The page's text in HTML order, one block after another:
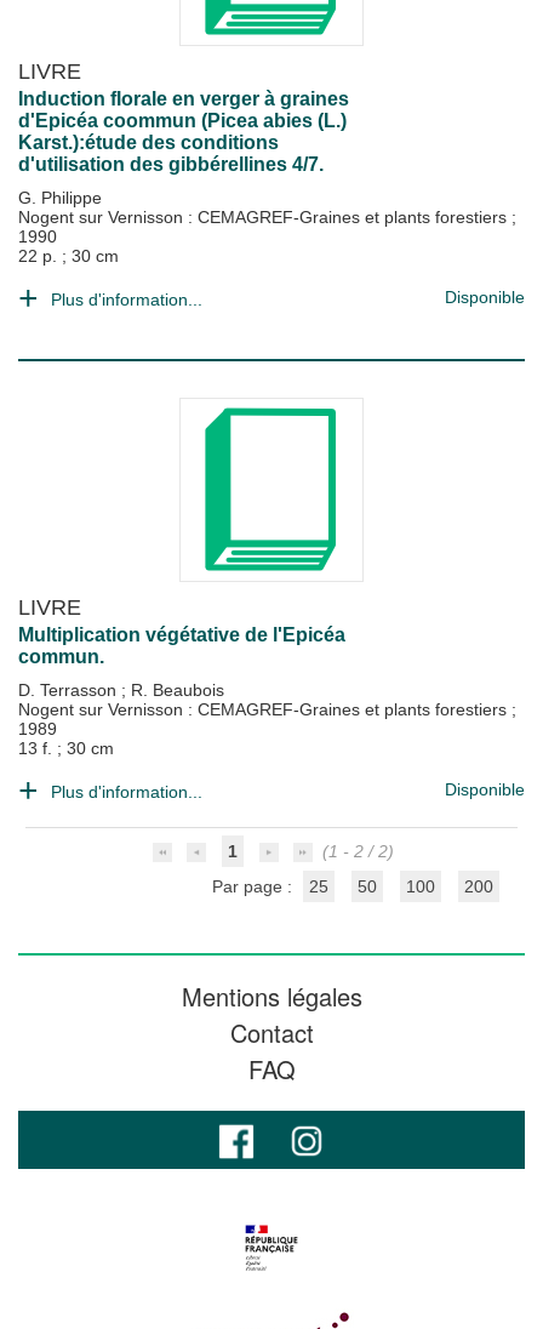
LIVRE
Induction florale en verger à graines
d'Epicéa coommun (Picea abies (L.)
Karst.):étude des conditions
d'utilisation des gibbérellines 4/7.
G. Philippe
Nogent sur Vernisson : CEMAGREF-Graines et plants forestiers ;
1990
22 p. ; 30 cm
Plus d'information... Disponible
LIVRE
Multiplication végétative de l'Epicéa
commun.
D. Terrasson ; R. Beaubois
Nogent sur Vernisson : CEMAGREF-Graines et plants forestiers ;
1989
13 f. ; 30 cm
Plus d'information... Disponible
1
(1 - 2 / 2)
Par page :
25 50 100 200
Mentions légales
Contact
FAQ